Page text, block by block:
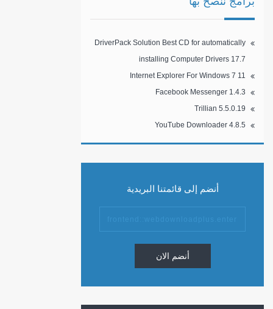
DriverPack Solution Best CD for automatically
installing Computer Drivers 17.7
Internet Explorer For Windows 7 11
Facebook Messenger 1.4.3
Trillian 5.5.0.19
YouTube Downloader 4.8.5
أنضم إلى قائمتنا البريدية
أنضم الان